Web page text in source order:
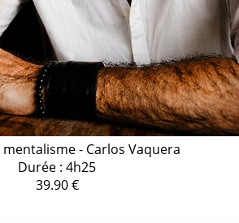
- Carlos Vaquera
Durée : 4h25
39.90 €